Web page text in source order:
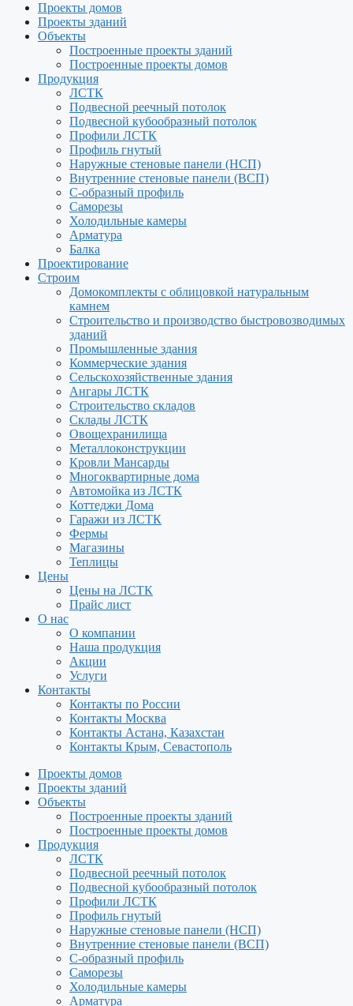
Проекты домов
Проекты зданий
Объекты
Построенные проекты зданий
Построенные проекты домов
Продукция
ЛСТК
Подвесной реечный потолок
Подвесной кубообразный потолок
Профили ЛСТК
Профиль гнутый
Наружные стеновые панели (НСП)
Внутренние стеновые панели (ВСП)
С-образный профиль
Саморезы
Холодильные камеры
Арматура
Балка
Проектирование
Строим
Домокомплекты с облицовкой натуральным
камнем
Строительство и производство быстровозводимых
зданий
Промышленные здания
Коммерческие здания
Сельскохозяйственные здания
Ангары ЛСТК
Строительство складов
Склады ЛСТК
Овощехранилища
Металлоконструкции
Кровли Мансарды
Многоквартирные дома
Автомойка из ЛСТК
Коттеджи Дома
Гаражи из ЛСТК
Фермы
Магазины
Теплицы
Цены
Цены на ЛСТК
Прайс лист
О нас
О компании
Наша продукция
Акции
Услуги
Контакты
Контакты по России
Контакты Москва
Контакты Астана, Казахстан
Контакты Крым, Севастополь
Проекты домов
Проекты зданий
Объекты
Построенные проекты зданий
Построенные проекты домов
Продукция
ЛСТК
Подвесной реечный потолок
Подвесной кубообразный потолок
Профили ЛСТК
Профиль гнутый
Наружные стеновые панели (НСП)
Внутренние стеновые панели (ВСП)
С-образный профиль
Саморезы
Холодильные камеры
Арматура